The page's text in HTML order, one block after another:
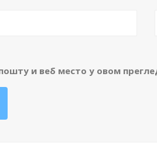
пошту и веб место у овом